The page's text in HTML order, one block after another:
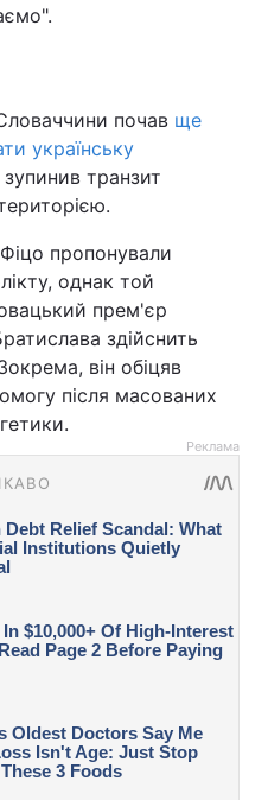
почав ще
українську
зупинив транзит
пропонували
однак той
прем'єр
здійснить
він обіцяв
після масованих
Реклама